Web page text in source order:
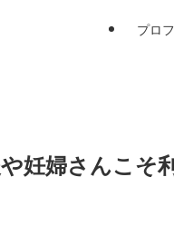
プロ
妊婦さんこそ